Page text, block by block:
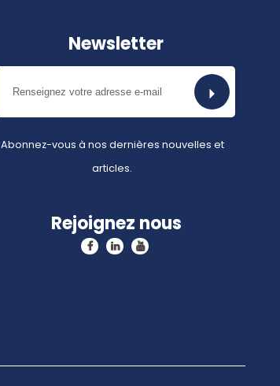
Newsletter
Abonnez-vous à nos dernières nouvelles et
articles.
Rejoignez nous